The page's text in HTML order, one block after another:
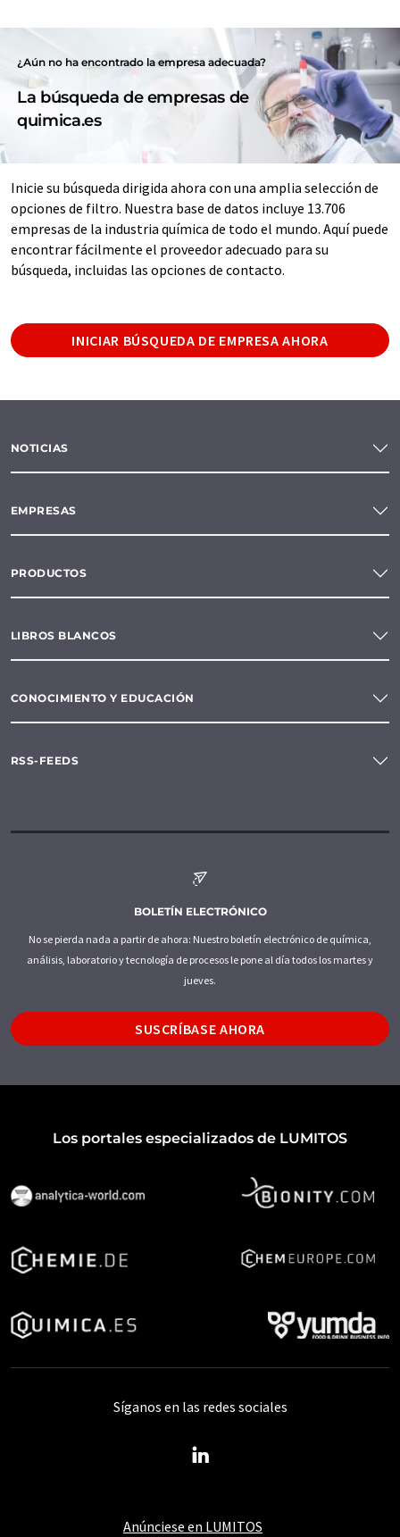
¿Aún no ha encontrado la empresa adecuada?
La búsqueda de empresas de
quimica.es
Inicie su búsqueda dirigida ahora con una amplia selección de
opciones de filtro. Nuestra base de datos incluye 13.706
empresas de la industria química de todo el mundo. Aquí puede
encontrar fácilmente el proveedor adecuado para su
búsqueda, incluidas las opciones de contacto.
INICIAR BÚSQUEDA DE EMPRESA AHORA
NOTICIAS
EMPRESAS
PRODUCTOS
LIBROS BLANCOS
CONOCIMIENTO Y EDUCACIÓN
RSS-FEEDS
BOLETÍN ELECTRÓNICO
No se pierda nada a partir de ahora: Nuestro boletín electrónico de química,
análisis, laboratorio y tecnología de procesos le pone al día todos los martes y
jueves.
SUSCRÍBASE AHORA
Los portales especializados de LUMITOS
Anúnciese en LUMITOS
Síganos en las redes sociales